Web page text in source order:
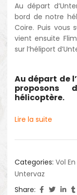
Au départ
bord de notre
Coire. Puis vous
vient ensuite
sur l’héliport
Au départ de
proposons
hélicoptère.
Lire la suite
Categories: Vol
Untervaz
Share: